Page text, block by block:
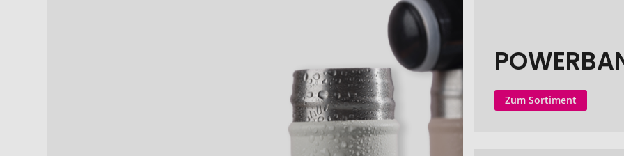
Zum Sortiment